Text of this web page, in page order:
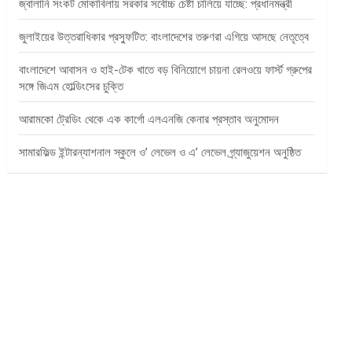
জ্বালানি সংকট মোকাবিলায় সরকার সর্বোচ্চ চেষ্টা চালিয়ে যাচ্ছে: প্রধানমন্ত্রী
জুলাইয়ের উত্তরাধিকার প্রস্ফুটিত: বাংলাদেশের তরুণরা এগিয়ে আসছে নেতৃত্বে
বাংলাদেশে আবাসন ও হাই-টেক খাতে বড় বিনিয়োগে চায়না রেলওয়ে ফার্স্ট গ্রুপের
সঙ্গে জিএম হোল্ডিংসের চুক্তি
আরামকো ট্রেডিং থেকে এক কার্গো এলএনজি কেনার প্রস্তাব অনুমোদন
সামারফিল্ড ইন্টারন্যাশনাল স্কুলে ও’ লেভেল ও এ’ লেভেল গ্র্যাজুয়েশন অনুষ্ঠিত